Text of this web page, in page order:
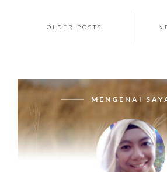
OLDER POSTS
MENGENAI